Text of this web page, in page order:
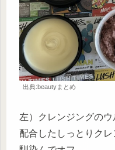
出典:beautyまとめ
左）クレンジングの
配合したしっとりク